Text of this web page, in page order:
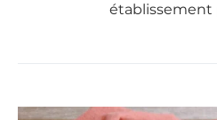
établissement